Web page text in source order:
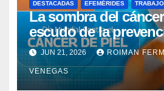
DESTACADAS EFEMÉRIDES
La sombra del
escudo de la
JUN 21, 2026 ROIMAN
VENEGAS